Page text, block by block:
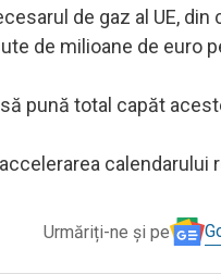
de gaz al UE,
de milioane de euro
pună total capăt
Urmăriți-ne și pe